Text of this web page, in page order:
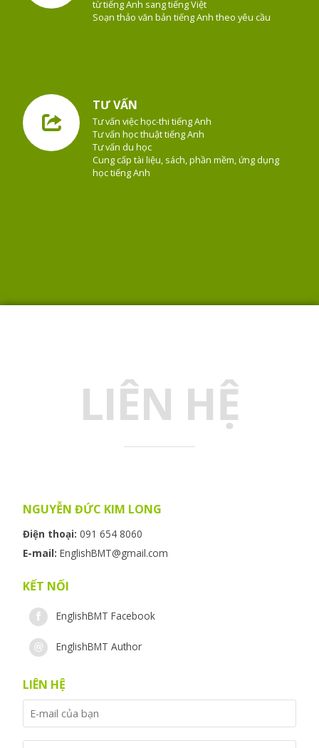
từ tiếng Anh sang tiếng Việt
Soạn thảo văn bản tiếng Anh theo yêu cầu
TƯ VẤN
Tư vấn việc học-thi tiếng Anh
Tư vấn học thuật tiếng Anh
Tư vấn du học
Cung cấp tài liệu, sách, phần mềm, ứng dụng
học tiếng Anh
LIÊN HỆ
NGUYỄN ĐỨC KIM LONG
Điện thoại: 091 654 8060
E-mail: EnglishBMT@gmail.com
KẾT NỐI
EnglishBMT Facebook
EnglishBMT Author
LIÊN HỆ